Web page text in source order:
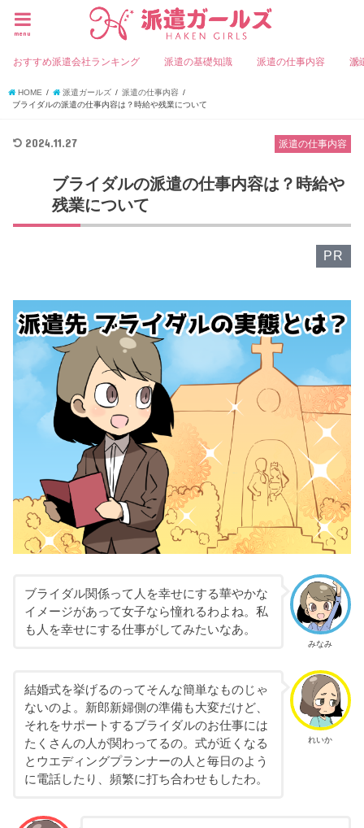
menu
おすすめ派遣会社ランキング 派遣の基礎知識 派遣の仕事内容 派
HOME 派遣ガールズ
派遣の仕事内容
ブライダルの派遣の仕事内容は？時給や残業について
派遣の仕事内容
2024.11.27
ブライダルの派遣の仕事内容は？時給や
残業について
PR
みなみ
ブライダル関係って人を幸せにする華やかな
イメージがあって女子なら憧れるわよね。私
も人を幸せにする仕事がしてみたいなあ。
れいか
結婚式を挙げるのってそんな簡単なものじゃ
ないのよ。新郎新婦側の準備も大変だけど、
それをサポートするブライダルのお仕事には
たくさんの人が関わってるの。式が近くなる
とウエディングプランナーの人と毎日のよう
に電話したり、頻繁に打ち合わせもしたわ。